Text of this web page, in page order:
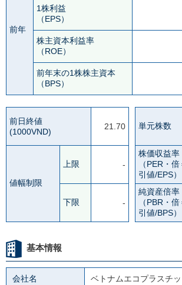
前年
1株利益
（EPS）
株主資本利益率
（ROE）
前年末の1株株主資本
（BPS）
前日終値
(1000VND)
21.70
値幅制限
上限 -
下限 -
単元株数
株価収益率
（PER・倍
引値/EPS）
純資産倍率
（PBR・倍
引値/BPS）
基本情報
会社名 ベトナムエコプラスチッ